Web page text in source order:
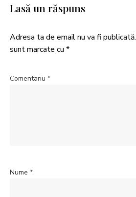
Lasă un răspuns
Adresa ta de email nu va fi publicată.
sunt marcate cu *
Comentariu *
Nume *